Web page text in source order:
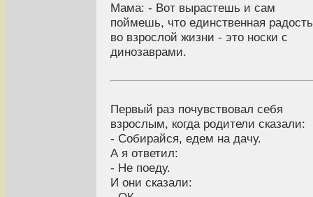
Мама: - Вот вырастешь и сам
поймешь, что единственная радость
во взрослой жизни - это носки с
динозаврами.
Первый раз почувствовал себя
взрослым, когда родители сказали:
- Собирайся, едем на дачу.
А я ответил:
- Не поеду.
И они сказали: